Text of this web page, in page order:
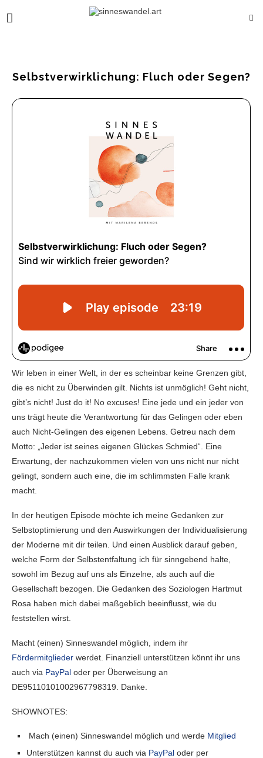
Selbstverwirklichung: Fluch oder Segen?
Wir leben in einer Welt, in der es scheinbar keine Grenzen gibt,
die es nicht zu Überwinden gilt. Nichts ist unmöglich! Geht nicht,
gibt’s nicht! Just do it! No excuses! Eine jede und ein jeder von
uns trägt heute die Verantwortung für das Gelingen oder eben
auch Nicht-Gelingen des eigenen Lebens. Getreu nach dem
Motto: „Jeder ist seines eigenen Glückes Schmied“. Eine
Erwartung, der nachzukommen vielen von uns nicht nur nicht
gelingt, sondern auch eine, die im schlimmsten Falle krank
macht.
In der heutigen Episode möchte ich meine Gedanken zur
Selbstoptimierung und den Auswirkungen der Individualisierung
der Moderne mit dir teilen. Und einen Ausblick darauf geben,
welche Form der Selbstentfaltung ich für sinngebend halte,
sowohl im Bezug auf uns als Einzelne, als auch auf die
Gesellschaft bezogen. Die Gedanken des Soziologen Hartmut
Rosa haben mich dabei maßgeblich beeinflusst, wie du
feststellen wirst.
Macht (einen) Sinneswandel möglich, indem ihr
Fördermitglieder werdet. Finanziell unterstützen könnt ihr uns
auch via PayPal oder per Überweisung an
DE95110101002967798319. Danke.
SHOWNOTES:
Mach (einen) Sinneswandel möglich und werde Mitglied
Unterstützen kannst du auch via PayPal oder per